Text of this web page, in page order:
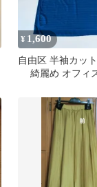
¥ 1,600
自由区 半袖カッ
綺麗め オフィス